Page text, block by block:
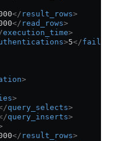
</ result_rows>
</ read_rows>
execution_time>
>5</
>
>
query_selects>
query_inserts>
</ result_rows>